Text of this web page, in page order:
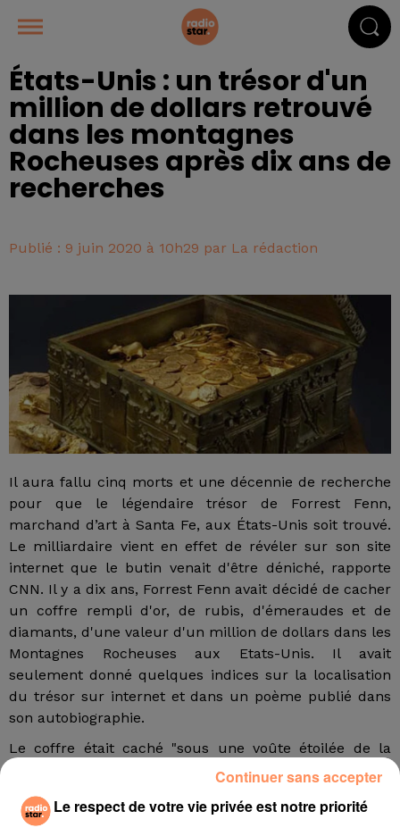
États-Unis : un trésor d'un
million de dollars retrouvé
dans les montagnes
Rocheuses après dix ans de
recherches
Publié : 9 juin 2020 à 10h29 par La rédaction
Il aura fallu cinq morts et une décennie de recherche
pour que le légendaire trésor de Forrest Fenn,
marchand d’art à Santa Fe, aux États-Unis soit trouvé.
Le milliardaire vient en effet de révéler sur son site
internet que le butin venait d'être déniché, rapporte
CNN. Il y a dix ans, Forrest Fenn avait décidé de cacher
un coffre rempli d'or, de rubis, d'émeraudes et de
diamants, d'une valeur d'un million de dollars dans les
Montagnes Rocheuses aux Etats-Unis. Il avait
seulement donné quelques indices sur la localisation
du trésor sur internet et dans un poème publié dans
son autobiographie.
Le coffre était caché "sous une voûte étoilée de la
luxuriante végétation des montagnes Rocheuses", a
annonce. L'aventurier qui a déniché le butin a souhaité
Le respect de votre vie privée est notre priorité
Continuer sans accepter